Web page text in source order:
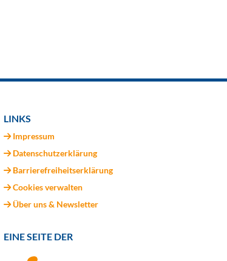
LINKS
Impressum
Datenschutzerklärung
Barrierefreiheitserklärung
Cookies verwalten
Über uns & Newsletter
EINE SEITE DER